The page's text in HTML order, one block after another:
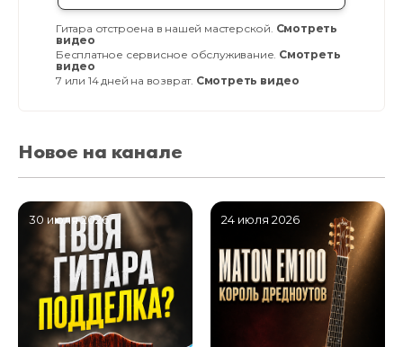
Гитара отстроена в нашей мастерской. Смотреть
видео
Бесплатное сервисное обслуживание. Смотреть
видео
7 или 14 дней на возврат. Смотреть видео
Новое на канале
30 июля 2026 24 июля 2026